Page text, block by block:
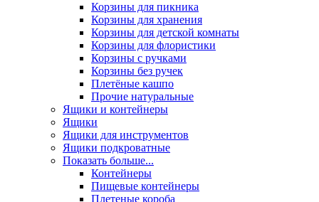
Корзины для пикника
Корзины для хранения
Корзины для детской комнаты
Корзины для флористики
Корзины с ручками
Корзины без ручек
Плетёные кашпо
Прочие натуральные
Ящики и контейнеры
Ящики
Ящики для инструментов
Ящики подкроватные
Показать больше...
Контейнеры
Пищевые контейнеры
Плетеные короба